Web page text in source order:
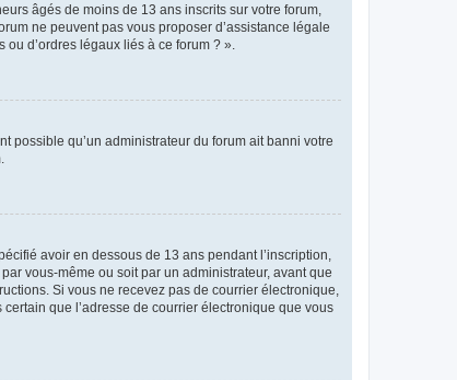
âgés de moins de 13 ans inscrits sur votre forum,
ne peuvent pas vous proposer d’assistance légale
d’ordres légaux liés à ce forum ? ».
possible qu’un administrateur du forum ait banni votre
avoir en dessous de 13 ans pendant l’inscription,
vous-même ou soit par un administrateur, avant que
Si vous ne recevez pas de courrier électronique,
que l’adresse de courrier électronique que vous